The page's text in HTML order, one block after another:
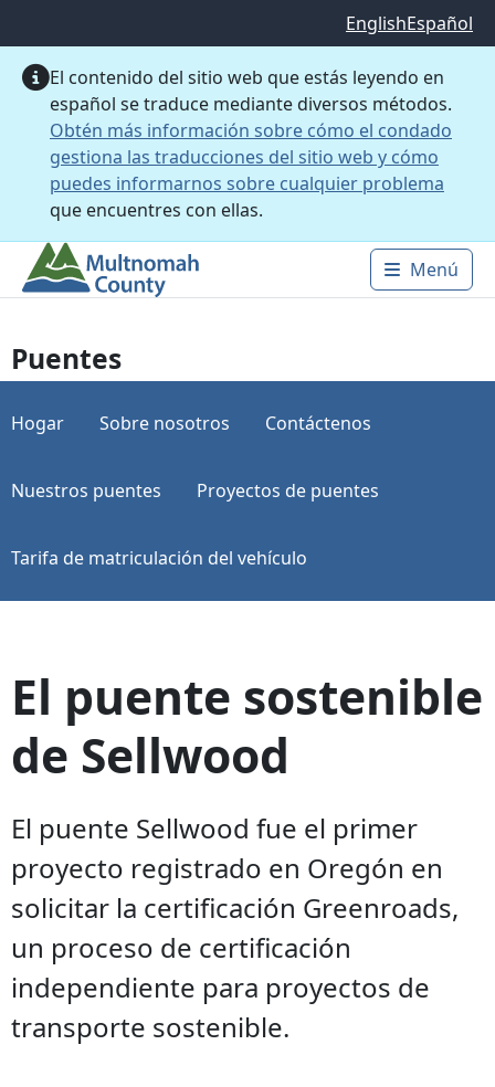
EnglishEspañol
El contenido del sitio web que estás leyendo en
español se traduce mediante diversos métodos.
Obtén más información sobre cómo el condado
gestiona las traducciones del sitio web y cómo
puedes informarnos sobre cualquier problema
que encuentres con ellas.
Main
Menú
Puentes
Hogar Sobre nosotros Contáctenos
Nuestros puentes Proyectos de puentes
Tarifa de matriculación del vehículo
El puente sostenible
de Sellwood
El puente Sellwood fue el primer
proyecto registrado en Oregón en
solicitar la certificación Greenroads,
un proceso de certificación
independiente para proyectos de
transporte sostenible.